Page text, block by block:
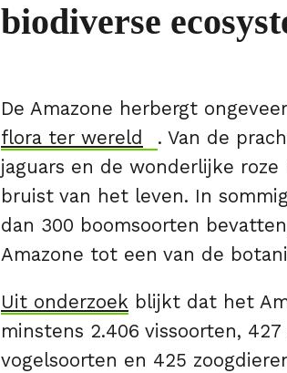
biodiverse
De Amazone herbergt ongeveer
flora ter wereld
. Van de
jaguars en de wonderlijke
bruist van het leven. In
dan 300 boomsoorten
Amazone tot een van de
Uit onderzoek blijkt dat het
minstens 2.406 vissoorten,
vogelsoorten en 425